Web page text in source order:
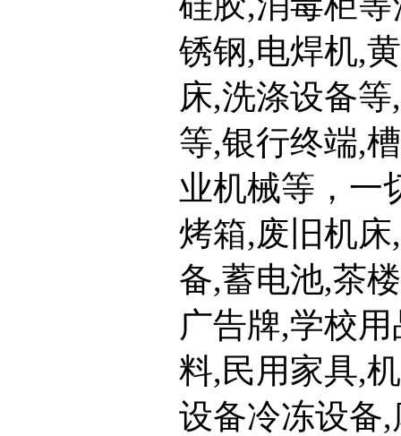
锈钢,电焊机,
床,洗涤设备
等,银行终端,
业机械等，一
烤箱,废旧机
备,蓄电池,茶
广告牌,学校
料,民用家具,
设备冷冻设备